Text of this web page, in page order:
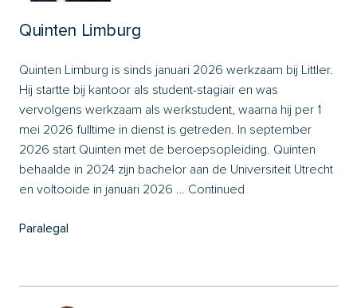
Quinten Limburg
Quinten Limburg is sinds januari 2026 werkzaam bij Littler.
Hij startte bij kantoor als student-stagiair en was
vervolgens werkzaam als werkstudent, waarna hij per 1
mei 2026 fulltime in dienst is getreden. In september
2026 start Quinten met de beroepsopleiding. Quinten
behaalde in 2024 zijn bachelor aan de Universiteit Utrecht
en voltooide in januari 2026 … Continued
Paralegal